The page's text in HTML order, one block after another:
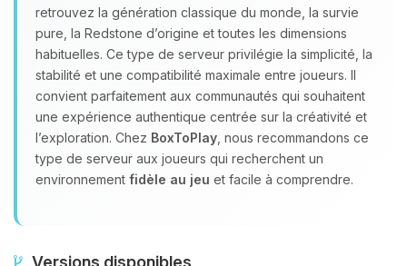
retrouvez la génération classique du monde, la survie
pure, la Redstone d’origine et toutes les dimensions
habituelles. Ce type de serveur privilégie la simplicité, la
stabilité et une compatibilité maximale entre joueurs. Il
convient parfaitement aux communautés qui souhaitent
une expérience authentique centrée sur la créativité et
l’exploration. Chez BoxToPlay , nous recommandons ce
type de serveur aux joueurs qui recherchent un
environnement fidèle au jeu et facile à comprendre.
Versions disponibles
assistant BoxToPlay. Dis-moi ce dont
tu as besoin et je vais remuer mes
petits circuits pour t’aider.
06/08/2026 à 18:29